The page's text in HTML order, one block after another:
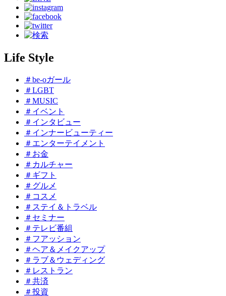
Life Style
＃be-oガール
＃LGBT
＃MUSIC
＃イベント
＃インタビュー
＃インナービューティー
＃エンターテイメント
＃お金
＃カルチャー
＃ギフト
＃グルメ
＃コスメ
＃ステイ＆トラベル
＃セミナー
＃テレビ番組
＃フアッション
＃ヘア＆メイクアップ
＃ラブ＆ウェディング
＃レストラン
＃共済
＃投資